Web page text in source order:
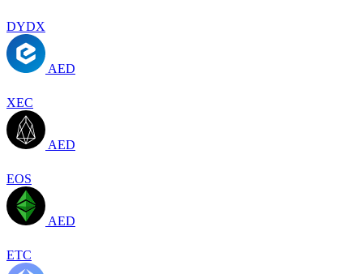
DYDX
AED
XEC
AED
EOS
AED
ETC